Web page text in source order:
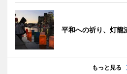
平和への祈り、灯籠
もっと見る